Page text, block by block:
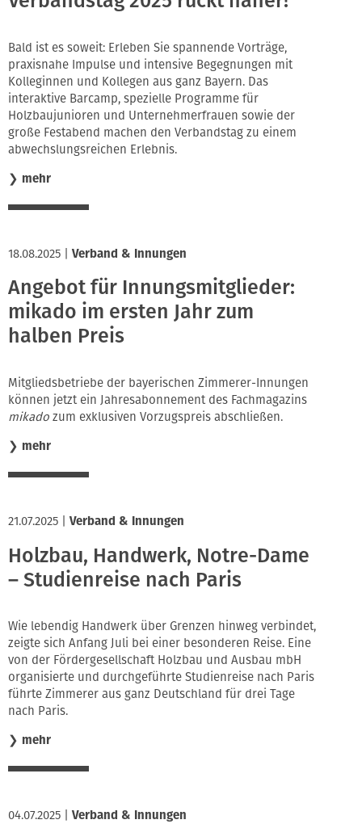
Bald ist es soweit: Erleben Sie spannende Vorträge,
praxisnahe Impulse und intensive Begegnungen mit
Kolleginnen und Kollegen aus ganz Bayern. Das
interaktive Barcamp, spezielle Programme für
Holzbaujunioren und Unternehmerfrauen sowie der
große Festabend machen den Verbandstag zu einem
abwechslungsreichen Erlebnis.
❯ mehr
18.08.2025 Verband & Innungen
Angebot für Innungsmitglieder:
mikado im ersten Jahr zum
halben Preis
Mitgliedsbetriebe der bayerischen Zimmerer-Innungen
können jetzt ein Jahresabonnement des Fachmagazins
mikado zum exklusiven Vorzugspreis abschließen.
❯ mehr
21.07.2025 Verband & Innungen
Holzbau, Handwerk, Notre-Dame
– Studienreise nach Paris
Wie lebendig Handwerk über Grenzen hinweg verbindet,
zeigte sich Anfang Juli bei einer besonderen Reise. Eine
von der Fördergesellschaft Holzbau und Ausbau mbH
organisierte und durchgeführte Studienreise nach Paris
führte Zimmerer aus ganz Deutschland für drei Tage
nach Paris.
❯ mehr
04.07.2025 Verband & Innungen